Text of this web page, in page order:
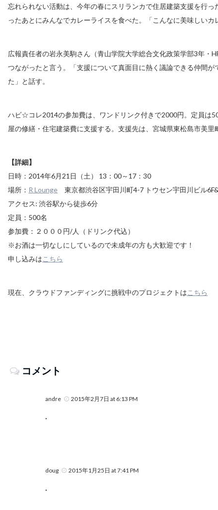
忘れられない活動は、今年の春にスリランカで住居建築支援を行
ったあとにみんなでカレーライスを食べた。「こんなに美味しい
広報責任者の岩永美駒さん（青山学院大学総合文化政策学部3年・
つながったと言う。「支援について真面目に熱く議論できる仲間
た」と話す。
ハビ☆コレ2014の参加費は、ワンドリンク付きで2000円。定員は
屋の修繕・住宅建築費に支援する。支援先は、宮城県東松島市美
【詳細】
日時：2014年6月21日（土） 13：00～17：30
場所： R Lounge 東京都渋谷区宇田川町4-7 トウセン宇田川ビル
アクセス: 渋谷駅から徒歩6分
定員：500名
参加費：２０００円/人（ドリンク代込）
※お酒は一切なしにしているので未成年の方も大歓迎です！
申し込みはこちら
現在、クラウドファンディングに挑戦中のプロジェクトはこちら
コメント
andre 2015年2月7日 at 6:13 PM
.
doug 2015年1月25日 at 7:41 PM
.